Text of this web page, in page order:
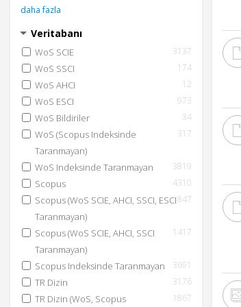
daha fazla
Veritabanı
WoS SCIE 3137
WoS SSCI 174
WoS AHCI 12
WoS ESCI 973
WoS Bildiriler 34
WoS (Scopus Indeksinde
Taranmayan)
317
WoS Indeksinde Taranmayan 3819
Scopus 4310
Scopus (WoS SCIE, AHCI, SSCI, ESCI
Taranmayan)
847
Scopus (WoS SCIE, AHCI, SSCI
Taranmayan)
1417
Scopus Indeksinde Taranmayan 3691
TR Dizin 3176
TR Dizin (WoS, Scopus
1867